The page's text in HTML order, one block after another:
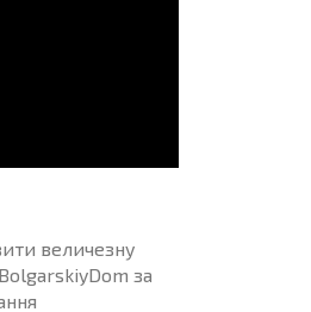
величезну
за